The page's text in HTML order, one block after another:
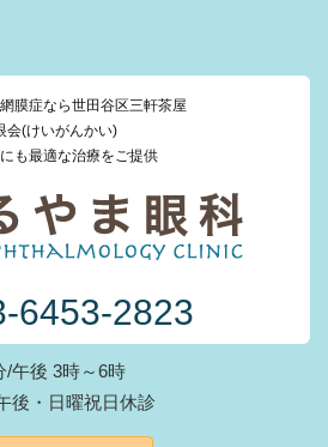
膜症なら世田谷区三軒茶屋
会(けいがんかい)
も最適な治療をご提供
6453-2823
/午後 3時～6時
後・日曜祝日休診